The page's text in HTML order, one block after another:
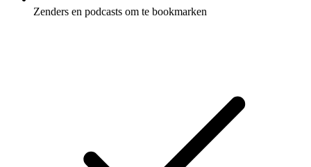
Zenders en podcasts om te bookmarken